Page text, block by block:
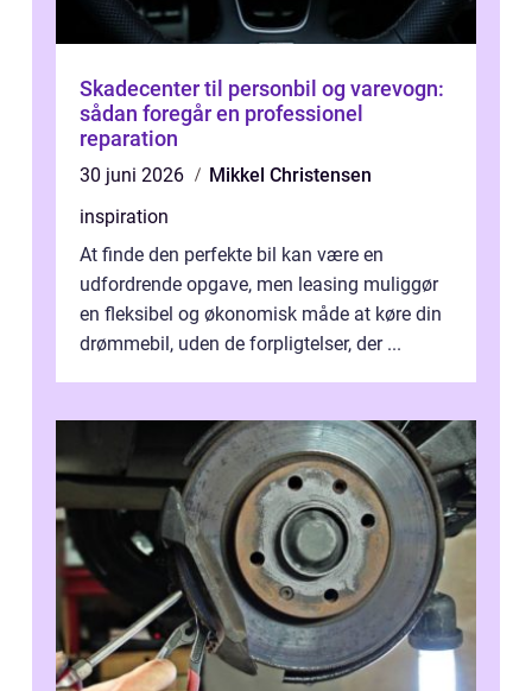
Skadecenter til personbil og varevogn:
sådan foregår en professionel
reparation
30 juni 2026
Mikkel Christensen
inspiration
At finde den perfekte bil kan være en
udfordrende opgave, men leasing muliggør
en fleksibel og økonomisk måde at køre din
drømmebil, uden de forpligtelser, der ...